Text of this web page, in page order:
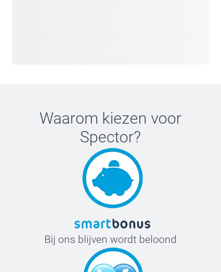
Waarom kiezen voor
Spector?
Bij ons blijven wordt beloond